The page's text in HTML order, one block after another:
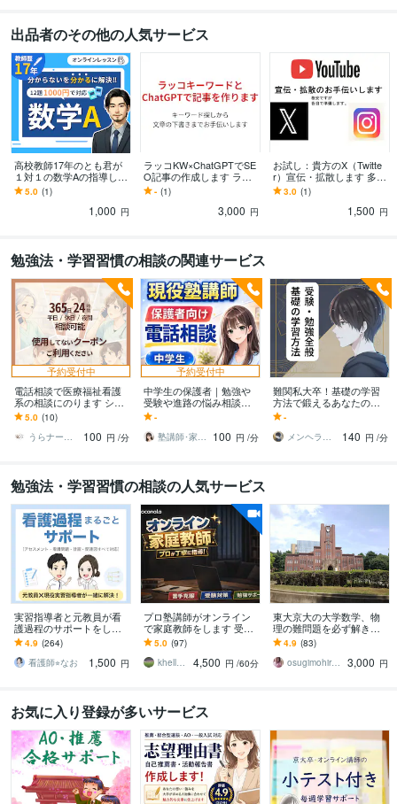
教育（高等学校教諭）
オンラインレッスン・習い事 情報科にて合格請負人
教育（高等学校教諭）
学歴
第一工業大学 1990年3月 ~ 1994年2月
語学力
英語 日常会話レベル
出品者のその他の人気サービス
高校教師17年のとも君が
１対１の数学Aの指導しま
す これで数学Aを克服で
きる！紙面にてオンライ
ン家庭教師をします
5.0 (1)
1,000 円
ラッコKW×ChatGPTでSE
O記事の作成します ラッ
コKW調査＋ChatGPTで構
成から初稿までをお手伝
- (1)
3,000 円
お試し：貴方のX（Twitte
r）宣伝・拡散します 多国
籍登録300人・閲覧し評価
300件などを選択し宣伝し
3.0 (1)
1,500 円
勉強法・学習習慣の相談の関連サービス
予約受付中
電話相談で医療福祉看護
系の相談にのります シス
テム上退席中になってい
ますが、24時間365日対
応！！！
5.0 (10)
うらナース＠看護過程の達人
100 円 /分
予約受付中
中学生の保護者｜勉強や
受験や進路の悩み相談き
きます 【電話相談】✅️子
どもの成績✅️受験✅️進路✅️
弱音や愚痴も
-
塾講師･家庭教師ゆり（FP相談対応も可）
100 円 /分
難関私大卒！基礎の学習
方法で鍛えるあなたのあ
にます 学 No.1ホストが
問題解決のパターン化で
シンプルに不安解消
-
メンヘラ救世主 えの
140 円 /分
勉強法・学習習慣の相談の人気サービス
実習指導者と元教員が看
護過程のサポートをしま
す 看護学生の悩みを全て
解決☆分からないことは
ここで解決！
4.9 (264)
看護師⭐︎なお
1,500 円
プロ塾講師がオンライン
で家庭教師をします 受験
指導から学習プラン作
成 定期テストフォロー
まで幅広く対応
5.0 (97)
khellection30
4,500 円 /60分
東大京大の大学数学、物
理の難問題を必ず解きま
す 大学の数学物理化学で
分からない問題は私に見
せて下さい。
4.9 (83)
osugimohiroto
3,000 円
お気に入り登録が多いサービス